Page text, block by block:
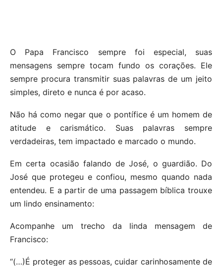
O Papa Francisco sempre foi especial, suas
mensagens sempre tocam fundo os corações. Ele
sempre procura transmitir suas palavras de um jeito
simples, direto e nunca é por acaso.
Não há como negar que o pontífice é um homem de
atitude e carismático. Suas palavras sempre
verdadeiras, tem impactado e marcado o mundo.
Em certa ocasião falando de José, o guardião. Do
José que protegeu e confiou, mesmo quando nada
entendeu. E a partir de uma passagem bíblica trouxe
um lindo ensinamento:
Acompanhe um trecho da linda mensagem de
Francisco:
“(…)É proteger as pessoas, cuidar carinhosamente de